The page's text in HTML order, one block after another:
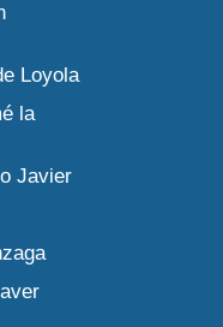
Loyola
la
Javier